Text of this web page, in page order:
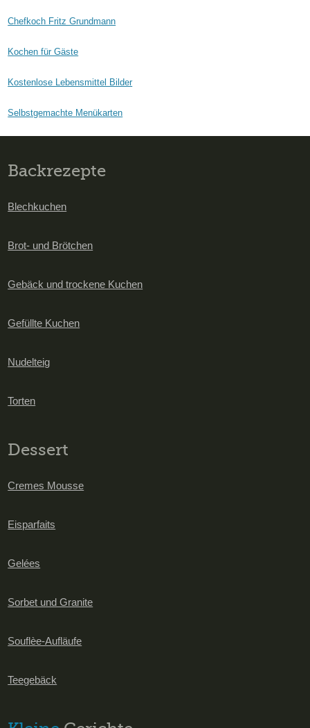
Chefkoch Fritz Grundmann
Kochen für Gäste
Kostenlose Lebensmittel Bilder
Selbstgemachte Menükarten
Backrezepte
Blechkuchen
Brot- und Brötchen
Gebäck und trockene Kuchen
Gefüllte Kuchen
Nudelteig
Torten
Dessert
Cremes Mousse
Eisparfaits
Gelées
Sorbet und Granite
Souflèe-Aufläufe
Teegebäck